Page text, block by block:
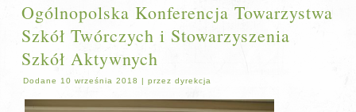
Ogólnopolska Konferencja Towarzystwa
Szkół Twórczych i Stowarzyszenia
Szkół Aktywnych
Dodane 10 września 2018 |przez dyrekcja